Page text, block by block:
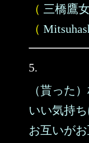
（ 三橋鷹
（
5.
（貰った
いい気持ち
お互いが